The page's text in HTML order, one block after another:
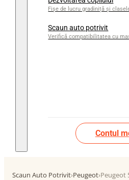
Fișe de lucru gradiniță și
Scaun auto potrivit
Verifică compatibilitatea cu
Contul
Scaun Auto Potrivit›Peugeot›Peugeot